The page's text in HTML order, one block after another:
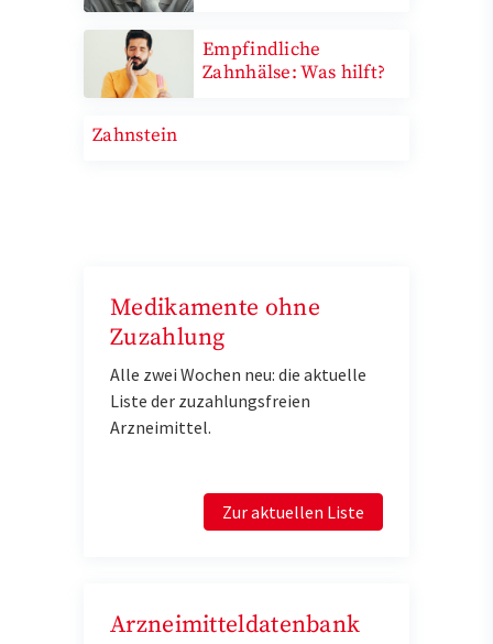
Empfindliche
Zahnhälse: Was hilft?
Zahnstein
Medikamente ohne
Zuzahlung
Alle zwei Wochen neu: die aktuelle
Liste der zuzahlungsfreien
Arzneimittel.
Zur aktuellen Liste
Arzneimitteldatenbank